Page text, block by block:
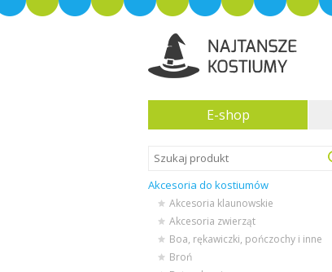
E-shop
Akcesoria do kostiumów
Akcesoria klaunowskie
Akcesoria zwierząt
Boa, rękawiczki, pończochy i inne
Broń